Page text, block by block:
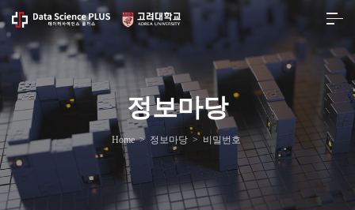
정보마당
Home> 정보마당 > 비밀번호